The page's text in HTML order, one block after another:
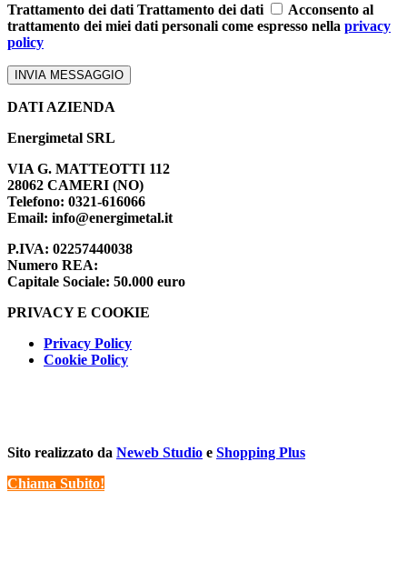
Trattamento dei dati Trattamento dei dati
Acconsento al
trattamento dei miei dati personali come espresso nella privacy
policy
INVIA MESSAGGIO
DATI AZIENDA
Energimetal SRL
VIA G. MATTEOTTI 112
28062 CAMERI (NO)
Telefono: 0321-616066
Email: info@energimetal.it
P.IVA: 02257440038
Numero REA:
Capitale Sociale: 50.000 euro
PRIVACY E COOKIE
Privacy Policy
Cookie Policy
Sito realizzato da Neweb Studio e Shopping Plus
Chiama Subito!